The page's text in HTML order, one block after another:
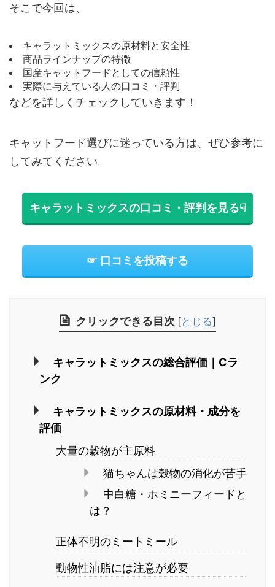
そこで今回は、
キャラットミックスの原材料と安全性
商品ラインナップの特徴
国産キャットフードとしての信頼性
実際に与えている人の口コミ・評判
などを詳しくチェックしていきます！
キャットフード選びに迷っている方は、ぜひ参考に
してみてください。
キャラットミックスの口コミ・評判を見る☟
☞ 口コミを投稿する
クリックできる目次 [とじる]
キャラットミックスの総合評価｜Cラ
ンク
キャラットミックスの原材料・成分を
評価
大量の穀物が主原料
猫ちゃんは穀物の消化が苦手
中白糖・ホミニーフィードと
は？
正体不明のミートミール
動物性油脂には注意が必要